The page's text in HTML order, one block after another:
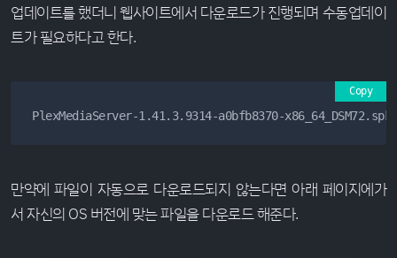
업데이트를 했더니 웹사이트에서 다운로드가 진행되며 수동업데이
트가 필요하다고 한다.
PlexMediaServer-1.41.3.9314-a0bfb8370-x86_64_DSM72.spk
Copy
만약에 파일이 자동으로 다운로드되지 않는다면 아래 페이지에가
서 자신의 OS 버전에 맞는 파일을 다운로드 해준다.